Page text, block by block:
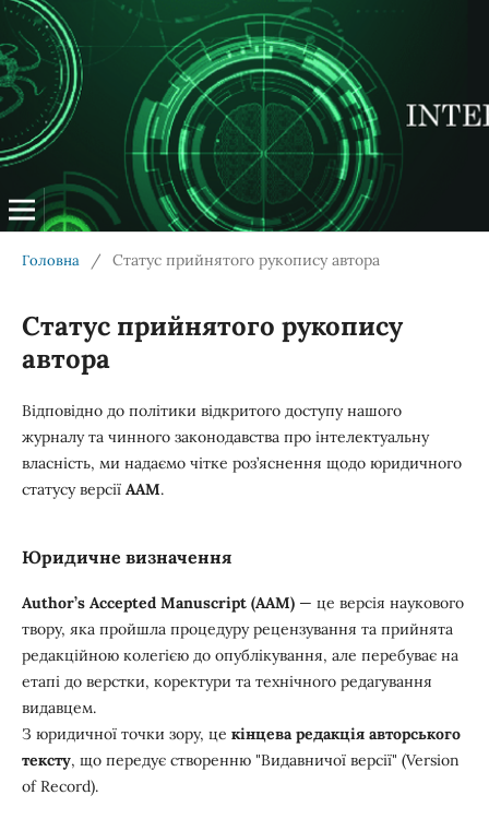
Головна / Статус прийнятого рукопису автора
Статус прийнятого рукопису
автора
Відповідно до політики відкритого доступу нашого
журналу та чинного законодавства про інтелектуальну
власність, ми надаємо чітке роз’яснення щодо юридичного
статусу версії AAM.
Юридичне визначення
Author’s Accepted Manuscript (AAM) — це версія наукового
твору, яка пройшла процедуру рецензування та прийнята
редакційною колегією до опублікування, але перебуває на
етапі до верстки, коректури та технічного редагування
видавцем.
З юридичної точки зору, це кінцева редакція авторського
тексту, що передує створенню "Видавничої версії" (Version
of Record).